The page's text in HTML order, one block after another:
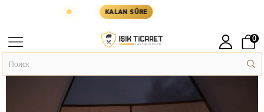
KALAN SÜRE KARGOYA YETİŞMESİ İÇİN
0
Главная